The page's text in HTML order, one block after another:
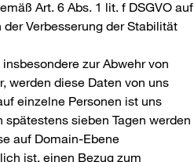
Art. 6 Abs. 1 lit. f DSGVO auf
Verbesserung der Stabilität
zur Abwehr von
werden diese Daten von uns
einzelne Personen ist uns
sieben Tagen werden
auf Domain-Ebene
ist, einen Bezug zum